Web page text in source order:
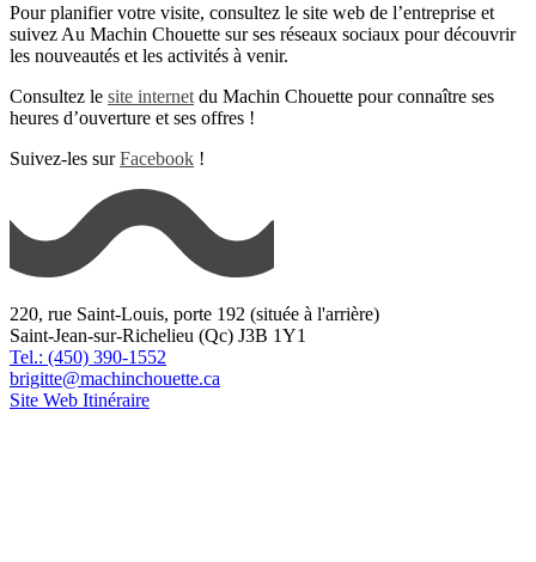
Pour planifier votre visite, consultez le site web de l’entreprise et
suivez Au Machin Chouette sur ses réseaux sociaux pour découvrir
les nouveautés et les activités à venir.
Consultez le site internet du Machin Chouette pour connaître ses
heures d’ouverture et ses offres !
Suivez-les surFacebook !
220, rue Saint-Louis, porte 192 (située à l'arrière)
Saint-Jean-sur-Richelieu (Qc) J3B 1Y1
Tel.: (450) 390-1552
brigitte@machinchouette.ca
Site Web Itinéraire